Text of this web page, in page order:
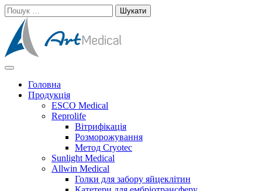
Skip
to
content
Пошук:
Арт Медікал
матеріалиГоловна
Продукція
ESCO Medical
Reprolife
Вітрифікація
Розморожування
Метод Cryotec
Sunlight Medical
Allwin Medical
Голки для забору яйцеклітин